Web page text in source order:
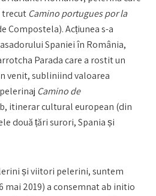
trecut Camino portugues por la
Compostela). Acțiunea s-a
Spaniei în România,
Parada care a rostit un
venit, subliniind valoarea
Camino de
itinerar cultural european (din
două țări surori, Spania și
și viitori pelerini, suntem
mai 2019) a consemnat ab initio